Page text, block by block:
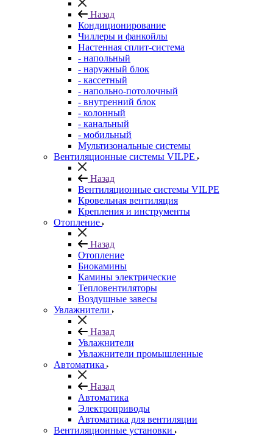
Назад
Кондиционирование
Чиллеры и фанкойлы
Настенная сплит-система
- напольный
- наружный блок
- кассетный
- напольно-потолочный
- внутренний блок
- колонный
- канальный
- мобильный
Мультизональные системы
Вентиляционные системы VILPE
Назад
Вентиляционные системы VILPE
Кровельная вентиляция
Крепления и инструменты
Отопление
Назад
Отопление
Биокамины
Камины электрические
Тепловентиляторы
Воздушные завесы
Увлажнители
Назад
Увлажнители
Увлажнители промышленные
Автоматика
Назад
Автоматика
Электроприводы
Автоматика для вентиляции
Вентиляционные установки